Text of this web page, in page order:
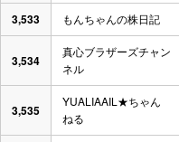
3,533 もんちゃんの株日記
3,534
真心ブラザーズチャン
ネル
3,535
YUALIAAIL★ちゃん
ねる